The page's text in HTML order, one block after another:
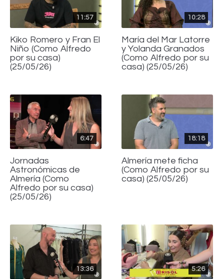
11:57
Kiko Romero y Fran El
Niño (Como Alfredo
por su casa)
(25/05/26)
10:28
María del Mar Latorre
y Yolanda Granados
(Como Alfredo por su
casa) (25/05/26)
6:47
Jornadas
Astronómicas de
Almería (Como
Alfredo por su casa)
(25/05/26)
18:18
Almería mete ficha
(Como Alfredo por su
casa) (25/05/26)
13:36 5:26